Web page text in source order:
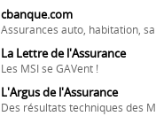
cbanque.com
Assurances auto, habitation,
La Lettre de l'Assurance
Les MSI se GAVent !
L'Argus de l'Assurance
Des résultats techniques des